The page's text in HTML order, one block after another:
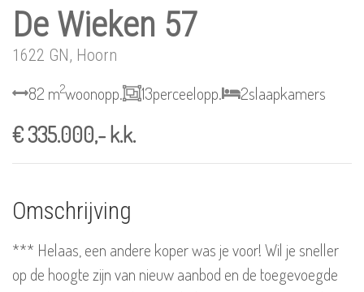
De Wieken 57
1622 GN, Hoorn
82 m2woonopp. 13perceelopp. 2slaapkamers
€ 335.000,- k.k.
Omschrijving
*** Helaas, een andere koper was je voor! Wil je sneller
op de hoogte zijn van nieuw aanbod en de toegevoegde